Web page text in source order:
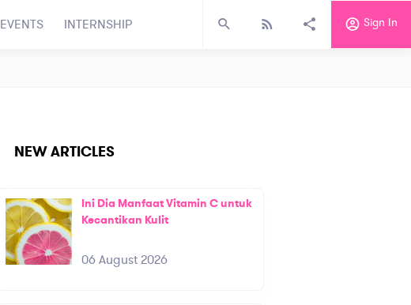
EVENTS INTERNSHIP Sign In
NEW ARTICLES
Ini Dia Manfaat Vitamin C untuk
Kecantikan Kulit
06 August 2026